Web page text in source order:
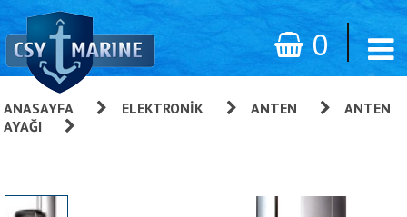
0
ANASAYFA ELEKTRONIK ANTEN
ANTEN
AYAĞI